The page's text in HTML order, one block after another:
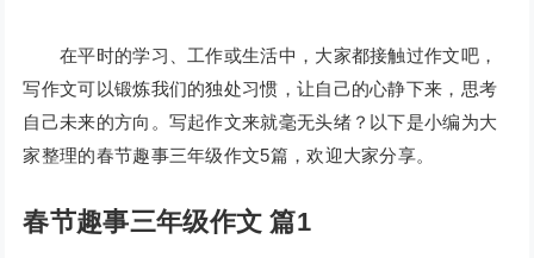
在平时的学习、工作或生活中，大家都接触过作文吧，
写作文可以锻炼我们的独处习惯，让自己的心静下来，思考
自己未来的方向。写起作文来就毫无头绪？以下是小编为大
家整理的春节趣事三年级作文5篇，欢迎大家分享。
春节趣事三年级作文 篇1